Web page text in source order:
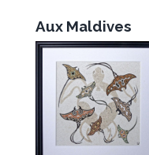
Aux Maldives